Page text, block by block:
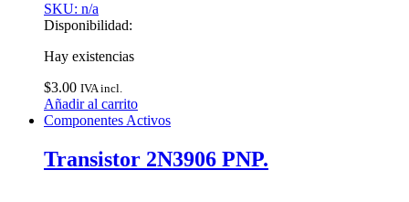
SKU: n/a
Disponibilidad:
Hay existencias
$3.00 IVA incl.
Añadir al carrito
Componentes Activos
Transistor 2N3906 PNP.